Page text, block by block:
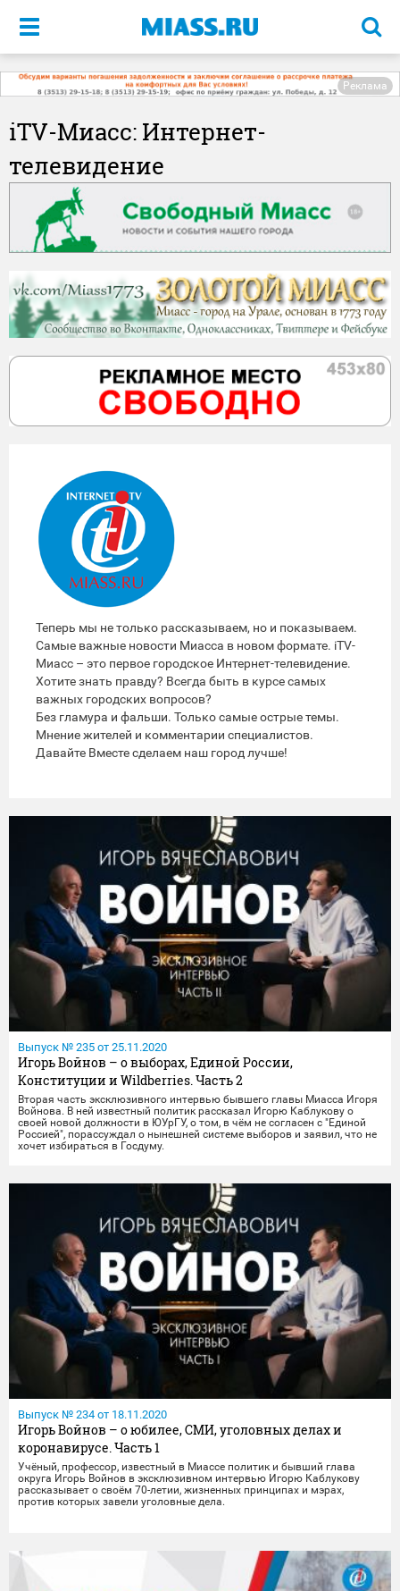
Меню
Реклама
iTV-Миасс: Интернет-
телевидение
Теперь мы не только рассказываем, но и показываем.
Самые важные новости Миасса в новом формате. iTV-
Миасс – это первое городское Интернет-телевидение.
Хотите знать правду? Всегда быть в курсе самых
важных городских вопросов?
Без гламура и фальши. Только самые острые темы.
Мнение жителей и комментарии специалистов.
Давайте Вместе сделаем наш город лучше!
Выпуск № 235 от 25.11.2020
Игорь Войнов – о выборах, Единой России,
Конституции и Wildberries. Часть 2
Вторая часть эксклюзивного интервью бывшего главы Миасса Игоря
Войнова. В ней известный политик рассказал Игорю Каблукову о
своей новой должности в ЮУрГУ, о том, в чём не согласен с "Единой
Россией", порассуждал о нынешней системе выборов и заявил, что не
хочет избираться в Госдуму.
Выпуск № 234 от 18.11.2020
Игорь Войнов – о юбилее, СМИ, уголовных делах и
коронавирусе. Часть 1
Учёный, профессор, известный в Миассе политик и бывший глава
округа Игорь Войнов в эксклюзивном интервью Игорю Каблукову
рассказывает о своём 70-летии, жизненных принципах и мэрах,
против которых завели уголовные дела.